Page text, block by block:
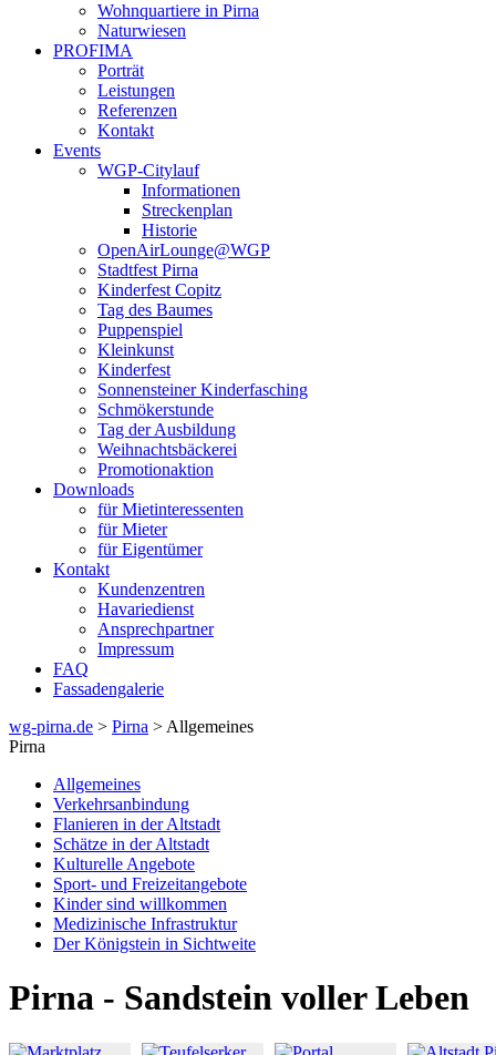
Wohnquartiere in Pirna
Naturwiesen
PROFIMA
Porträt
Leistungen
Referenzen
Kontakt
Events
WGP-Citylauf
Informationen
Streckenplan
Historie
OpenAirLounge@WGP
Stadtfest Pirna
Kinderfest Copitz
Tag des Baumes
Puppenspiel
Kleinkunst
Kinderfest
Sonnensteiner Kinderfasching
Schmökerstunde
Tag der Ausbildung
Weihnachtsbäckerei
Promotionaktion
Downloads
für Mietinteressenten
für Mieter
für Eigentümer
Kontakt
Kundenzentren
Havariedienst
Ansprechpartner
Impressum
FAQ
Fassadengalerie
wg-pirna.de > Pirna > Allgemeines
Pirna
Allgemeines
Verkehrsanbindung
Flanieren in der Altstadt
Schätze in der Altstadt
Kulturelle Angebote
Sport- und Freizeitangebote
Kinder sind willkommen
Medizinische Infrastruktur
Der Königstein in Sichtweite
Pirna - Sandstein voller Leben